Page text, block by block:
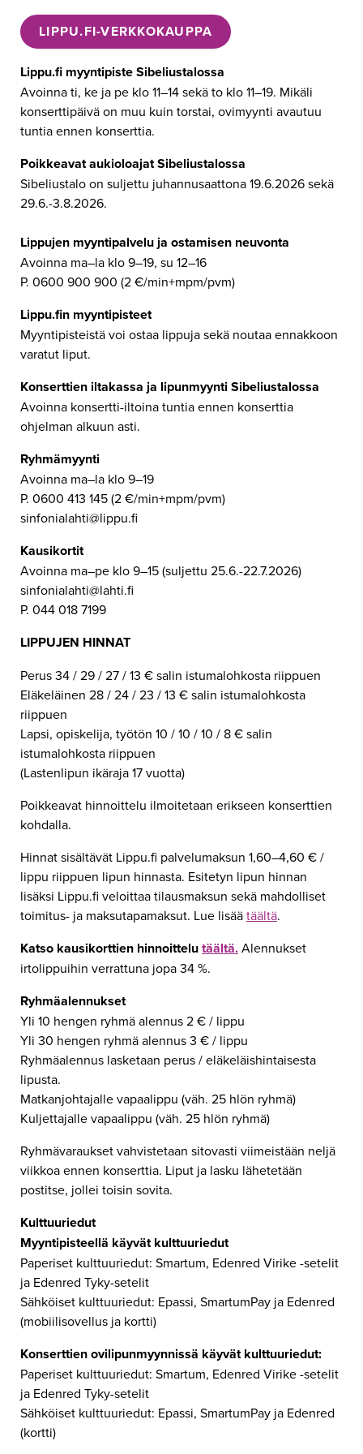
LIPPU.FI-VERKKOKAUPPA
Lippu.fi myyntipiste Sibeliustalossa
Avoinna ti, ke ja pe klo 11–14 sekä to klo 11–19. Mikäli
konserttipäivä on muu kuin torstai, ovimyynti avautuu
tuntia ennen konserttia.
Poikkeavat aukioloajat Sibeliustalossa
Sibeliustalo on suljettu juhannusaattona 19.6.2026 sekä
29.6.-3.8.2026.
Lippujen myyntipalvelu ja ostamisen neuvonta
Avoinna ma–la klo 9–19, su 12–16
P. 0600 900 900 (2 €/min+mpm/pvm)
Lippu.fin myyntipisteet
Myyntipisteistä voi ostaa lippuja sekä noutaa ennakkoon
varatut liput.
Konserttien iltakassa ja lipunmyynti Sibeliustalossa
Avoinna konsertti-iltoina tuntia ennen konserttia
ohjelman alkuun asti.
Ryhmämyynti
Avoinna ma–la klo 9–19
P. 0600 413 145 (2 €/min+mpm/pvm)
sinfonialahti@lippu.fi
Kausikortit
Avoinna ma–pe klo 9–15 (suljettu 25.6.-22.7.2026)
sinfonialahti@lahti.fi
P. 044 018 7199
LIPPUJEN HINNAT
Perus 34 / 29 / 27 / 13 € salin istumalohkosta riippuen
Eläkeläinen 28 / 24 / 23 / 13 € salin istumalohkosta
riippuen
Lapsi, opiskelija, työtön 10 / 10 / 10 / 8 € salin
istumalohkosta riippuen
(Lastenlipun ikäraja 17 vuotta)
Poikkeavat hinnoittelu ilmoitetaan erikseen konserttien
kohdalla.
Hinnat sisältävät Lippu.fi palvelumaksun 1,60–4,60 € /
lippu riippuen lipun hinnasta. Esitetyn lipun hinnan
lisäksi Lippu.fi veloittaa tilausmaksun sekä mahdolliset
toimitus- ja maksutapamaksut. Lue lisäätäältä.
Katso kausikorttien hinnoittelutäältä.Alennukset
irtolippuihin verrattuna jopa 34 %.
Ryhmäalennukset
Yli 10 hengen ryhmä alennus 2 € / lippu
Yli 30 hengen ryhmä alennus 3 € / lippu
Ryhmäalennus lasketaan perus / eläkeläishintaisesta
lipusta.
Matkanjohtajalle vapaalippu (väh. 25 hlön ryhmä)
Kuljettajalle vapaalippu (väh. 25 hlön ryhmä)
Ryhmävaraukset vahvistetaan sitovasti viimeistään neljä
viikkoa ennen konserttia. Liput ja lasku lähetetään
postitse, jollei toisin sovita.
Kulttuuriedut
Myyntipisteellä käyvät kulttuuriedut
Paperiset kulttuuriedut: Smartum, Edenred Virike -setelit
ja Edenred Tyky-setelit
Sähköiset kulttuuriedut: Epassi, SmartumPay ja Edenred
(mobiilisovellus ja kortti)
Konserttien ovilipunmyynnissä käyvät kulttuuriedut:
Paperiset kulttuuriedut: Smartum, Edenred Virike -setelit
ja Edenred Tyky-setelit
Sähköiset kulttuuriedut: Epassi, SmartumPay ja Edenred
(kortti)